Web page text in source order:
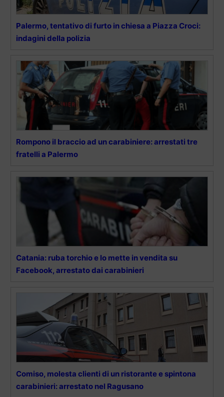
Palermo, tentativo di furto in chiesa a Piazza Croci:
indagini della polizia
Rompono il braccio ad un carabiniere: arrestati tre
fratelli a Palermo
Catania: ruba torchio e lo mette in vendita su
Facebook, arrestato dai carabinieri
Comiso, molesta clienti di un ristorante e spintona
carabinieri: arrestato nel Ragusano